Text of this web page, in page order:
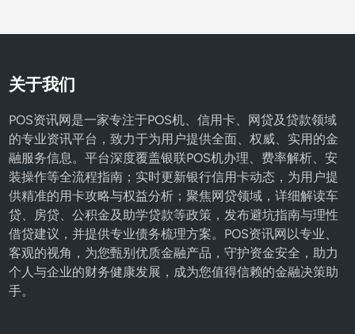
关于我们
POS资讯网是一家专注于POS机、信用卡、网贷及贷款领域
的专业资讯平台，致力于为用户提供全面、权威、实用的金
融服务信息。平台深度覆盖银联POS机办理、费率解析、安
装操作等全流程指南；实时更新银行信用卡动态，为用户提
供精准的用卡攻略与权益分析；聚焦网贷领域，详细解读车
贷、房贷、公积金及助学贷款等政策，发布避坑指南与理性
借贷建议，并提供专业债务梳理方案。POS资讯网以专业、
客观的视角，为您甄别优质金融产品，守护资金安全，助力
个人与企业的财务健康发展，成为您值得信赖的金融决策助
手。